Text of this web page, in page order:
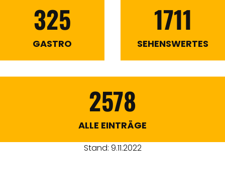
325
GASTRO
1711
SEHENSWERTES
2578
ALLE EINTRÄGE
Stand: 9.11.2022